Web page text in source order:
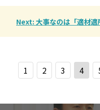
Next: 大事なのは「適材適
1 2 3 4